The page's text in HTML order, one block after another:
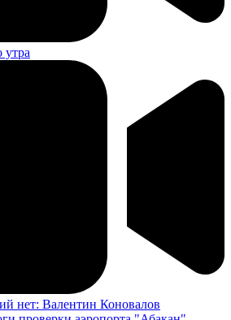
утра
нет: Валентин Коновалов